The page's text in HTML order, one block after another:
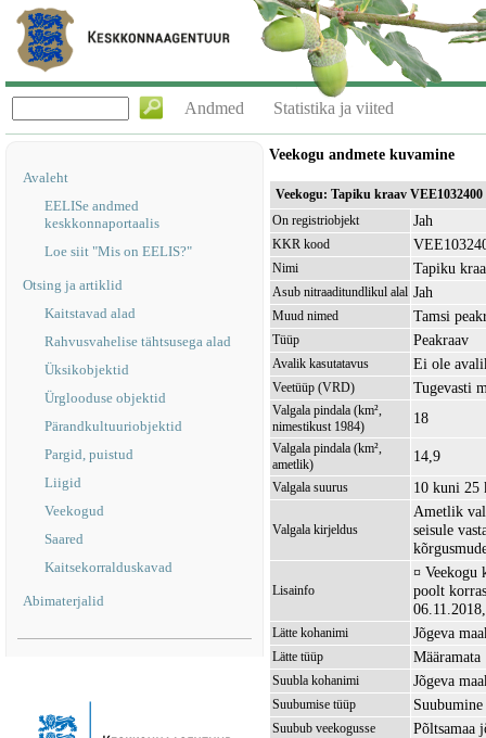
Andmed Statistika ja viited
Avaleht
EELISe andmed
keskkonnaportaalis
Loe siit "Mis on EELIS?"
Otsing ja artiklid
Kaitstavad alad
Rahvusvahelise tähtsusega alad
Üksikobjektid
Ürglooduse objektid
Pärandkultuuriobjektid
Pargid, puistud
Liigid
Veekogud
Saared
Kaitsekorralduskavad
Abimaterjalid
Veekogu andmete kuvamine
Veekogu: Tapiku kraav VEE1032400
On registriobjekt
Jah
KKR kood
Nimi Tapiku
Asub nitraaditundlikul alal Jah
Muud nimed Tamsi
Tüüp Peakraav
Avalik kasutatavus Ei ole
Veetüüp (VRD) Tugevasti
Valgala pindala (km²,
nimestikust 1984)
18
Valgala pindala (km²,
ametlik)
14,9
Valgala suurus 10 kuni 25
Valgala kirjeldus
Ametlik
seisule
Lisainfo
¤ Veekogu
poolt
Lätte kohanimi Jõgeva
Lätte tüüp Määramata
Suubla kohanimi Jõgeva
Suubumise tüüp
Suubub veekogusse Põltsamaa